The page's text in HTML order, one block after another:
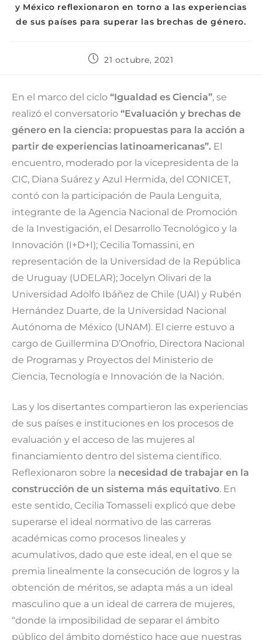
y México reflexionaron en torno a las experiencias
de sus países para superar las brechas de género.
21 octubre, 2021
En el marco del ciclo “Igualdad es Ciencia”, se
realizó el conversatorio “Evaluación y brechas de
género en la ciencia: propuestas para la acción a
partir de experiencias latinoamericanas”. El
encuentro, moderado por la vicepresidenta de la
CIC, Diana Suárez y Azul Hermida, del CONICET,
contó con la participación de Paula Lenguita,
integrante de la Agencia Nacional de Promoción
de la Investigación, el Desarrollo Tecnológico y la
Innovación (I+D+I); Cecilia Tomassini, en
representación de la Universidad de la República
de Uruguay (UDELAR); Jocelyn Olivari de la
Universidad Adolfo Ibáñez de Chile (UAI) y Rubén
Hernández Duarte, de la Universidad Nacional
Autónoma de México (UNAM). El cierre estuvo a
cargo de Guillermina D’Onofrio, Directora Nacional
de Programas y Proyectos del Ministerio de
Ciencia, Tecnología e Innovación de la Nación.
Las y los disertantes compartieron las experiencias
de sus países e instituciones en los procesos de
evaluación y el acceso de las mujeres al
financiamiento dentro del sistema científico.
Reflexionaron sobre la necesidad de trabajar en la
construcción de un sistema más equitativo. En
este sentido, Cecilia Tomasseli explicó que debe
superarse el ideal normativo de las carreras
académicas como procesos lineales y
acumulativos, dado que este ideal, en el que se
premia linealmente la consecución de logros y la
obtención de méritos, se adapta más a un ideal
masculino que a un ideal de carrera de mujeres,
“donde la imposibilidad de separar el ámbito
público del ámbito doméstico hace que nuestras